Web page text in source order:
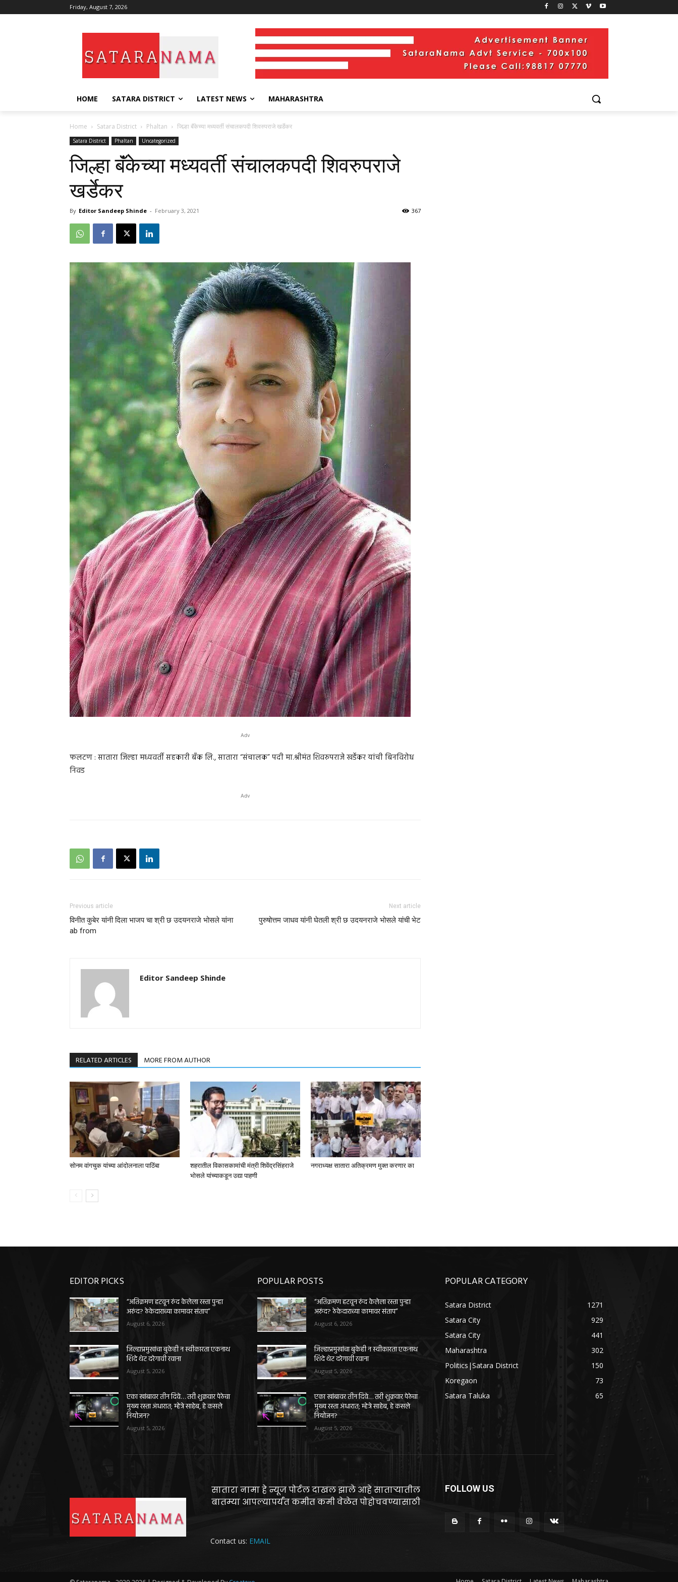
Friday, August 7, 2026
HOME SATARA DISTRICT LATEST NEWS MAHARASHTRA
Home Satara District Phaltan जिल्हा बॅंकेच्या मध्यवर्ती संचालकपदी शिवरुपराजे खर्डेकर
Satara District Phaltan Uncategorized
जिल्हा बॅंकेच्या मध्यवर्ती संचालकपदी शिवरुपराजे
खर्डेकर
By Editor Sandeep Shinde - February 3, 2021 367
Adv
फलटण : सातारा जिल्हा मध्यवर्ती सहकारी बँक लि., सातारा “संचालक” पदी मा.श्रीमंत शिवरुपराजे खर्डेकर यांची बिनविरोध
निवड
Adv
Previous article
विनीत कुबेर यांनी दिला भाजप चा श्री छ उदयनराजे भोसले यांना
ab from
Next article
पुरुषोत्तम जाधव यांनी घेतली श्री छ उदयनराजे भोसले यांची भेट
Editor Sandeep Shinde
RELATED ARTICLES MORE FROM AUTHOR
सोनम वांगचुक यांच्या आंदोलनाला पाठिंबा
शहरातील विकासकामांची मंत्री शिवेंद्रसिंहराजे
भोसले यांच्याकडून उद्या पाहणी
नगराध्यक्ष सातारा अतिक्रमण मुक्त करणार का
EDITOR PICKS
“अतिक्रमण हटवून रुंद केलेला रस्ता पुन्हा
अरुंद? ठेकेदाराच्या कामावर संताप”
August 6, 2026
जिल्हाप्रमुखांचा बुकेही न स्वीकारता एकनाथ
शिंदे थेट दरेगावी रवाना
August 5, 2026
एका खांबावर तीन दिवे… तरी शुक्रवार पेठेचा
मुख्य रस्ता अंधारात; म्हेत्रे साहेब, हे कसले
नियोजन?
August 5, 2026
POPULAR POSTS
“अतिक्रमण हटवून रुंद केलेला रस्ता पुन्हा
अरुंद? ठेकेदाराच्या कामावर संताप”
August 6, 2026
जिल्हाप्रमुखांचा बुकेही न स्वीकारता एकनाथ
शिंदे थेट दरेगावी रवाना
August 5, 2026
एका खांबावर तीन दिवे… तरी शुक्रवार पेठेचा
मुख्य रस्ता अंधारात; म्हेत्रे साहेब, हे कसले
नियोजन?
August 5, 2026
POPULAR CATEGORY
Satara District
1271
Satara City
929
Satara City
441
Maharashtra
302
Politics|Satara District
150
Koregaon
73
Satara Taluka
65
सातारा नामा हे न्यूज पोर्टल दाखल झाले आहे साताऱ्यातील
बातम्या आपल्यापर्यंत कमीत कमी वेळेत पोहोचवण्यासाठी
Contact us: EMAIL
FOLLOW US